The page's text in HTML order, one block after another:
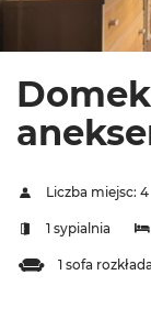
Liczba miejsc: 4
1 sypialnia
1 sofa